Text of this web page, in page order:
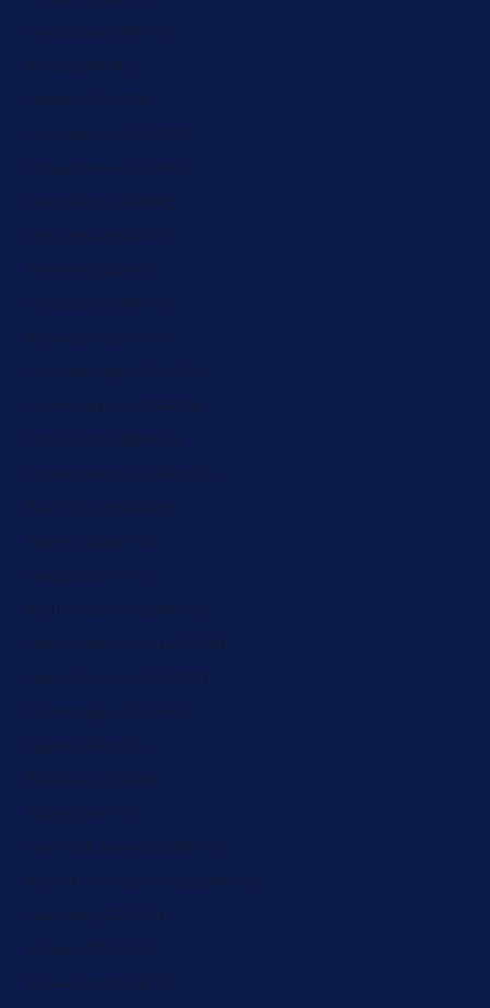
Maldives (ZAR R)
Mali (ZAR R)
Malta (ZAR R)
Martinique (ZAR R)
Mauritania (ZAR R)
Mauritius (ZAR R)
Mayotte (ZAR R)
Mexico (ZAR R)
Moldova (ZAR R)
Monaco (ZAR R)
Montenegro (ZAR R)
Montserrat (ZAR R)
Morocco (ZAR R)
Mozambique (ZAR R)
Namibia (ZAR R)
Nauru (ZAR R)
Nepal (ZAR R)
Netherlands (ZAR R)
New Caledonia (ZAR R)
New Zealand (ZAR R)
Nicaragua (ZAR R)
Niger (ZAR R)
Nigeria (ZAR R)
Niue (ZAR R)
Norfolk Island (ZAR R)
North Macedonia (ZAR R)
Norway (ZAR R)
Oman (ZAR R)
Pakistan (ZAR R)